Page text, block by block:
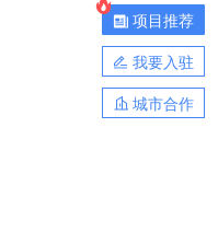
项目推荐
我要入驻
城市合作